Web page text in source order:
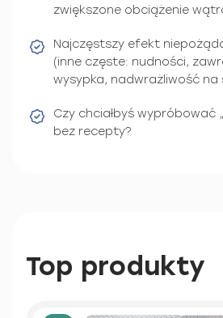
zwiększone obciążenie
Najczęstszy efekt
(inne częste: nudności,
wysypka, nadwrażliwość na
Czy chciałbyś wypróbować
bez recepty?
Top produkty